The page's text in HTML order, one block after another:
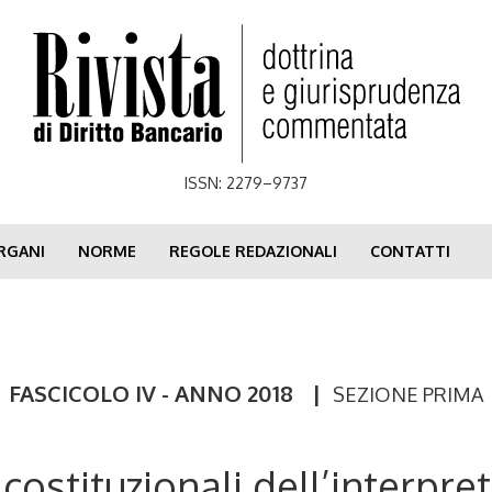
ISSN: 2279–9737
NORME REGOLE REDAZIONALI CONTATTI
FASCICOLO IV - ANNO 2018 | SEZIONE PRIMA